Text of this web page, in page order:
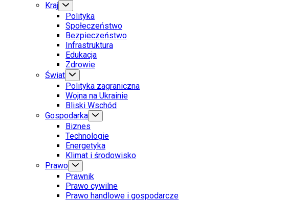
Kraj
Polityka
Społeczeństwo
Bezpieczeństwo
Infrastruktura
Edukacja
Zdrowie
Świat
Polityka zagraniczna
Wojna na Ukrainie
Bliski Wschód
Gospodarka
Biznes
Technologie
Energetyka
Klimat i środowisko
Prawo
Prawnik
Prawo cywilne
Prawo handlowe i gospodarcze